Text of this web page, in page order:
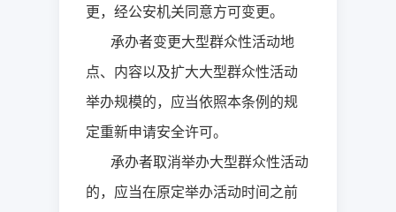
更，经公安机关同意方可变更。
承办者变更大型群众性活动地
点、内容以及扩大大型群众性活动
举办规模的，应当依照本条例的规
定重新申请安全许可。
承办者取消举办大型群众性活动
的，应当在原定举办活动时间之前